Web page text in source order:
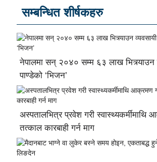
सम्बन्धित शीर्षकहरु
नेपालमा सन् २०४० सम्म ६३ लाख भित्र्याउन
पाण्डेको ‘भिजन’
अस्पतालभित्र प्रवेश गरी स्वास्थ्यकर्मीमाथि
तत्काल कारबाही गर्न माग